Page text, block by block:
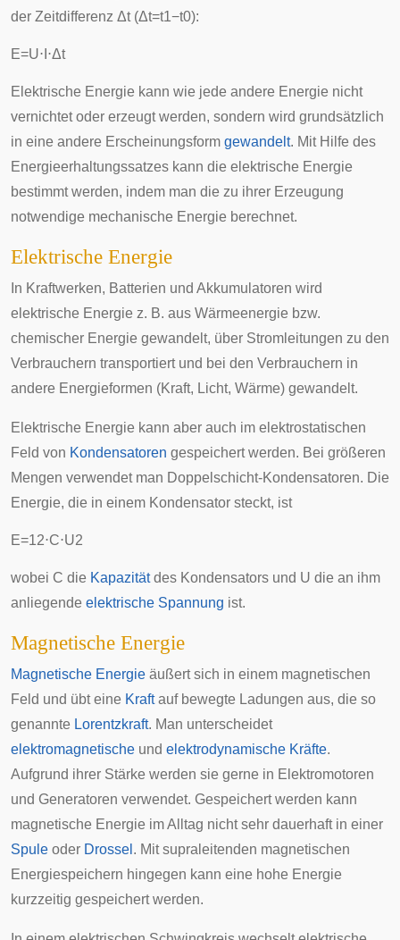
der Zeitdifferenz Δt(Δt=t1−t0):
E=U⋅ ⋅Δt
Elektrische Energie kann wie jede andere Energie nicht
vernichtet oder erzeugt werden, sondern wird grundsätzlich
in eine andere Erscheinungsform gewandelt. Mit Hilfe des
Energieerhaltungssatzes kann die elektrische Energie
bestimmt werden, indem man die zu ihrer Erzeugung
notwendige mechanische Energie berechnet.
Elektrische Energie
In Kraftwerken, Batterien und Akkumulatoren wird
elektrische Energie z. B. aus Wärmeenergie bzw.
chemischer Energie gewandelt, über Stromleitungen zu den
Verbrauchern transportiert und bei den Verbrauchern in
andere Energieformen (Kraft, Licht, Wärme) gewandelt.
Elektrische Energie kann aber auch im elektrostatischen
Feld von Kondensatoren gespeichert werden. Bei größeren
Mengen verwendet man Doppelschicht-Kondensatoren. Die
Energie, die in einem Kondensator steckt, ist
E=12⋅C⋅U2
wobei C die Kapazitätdes Kondensators und U die an ihm
anliegende elektrische Spannung ist.
Magnetische Energie
Magnetische Energie äußert sich in einem magnetischen
Feld und übt eine Kraftauf bewegte Ladungen aus, die so
genannte Lorentzkraft. Man unterscheidet
elektromagnetische und elektrodynamische Kräfte.
Aufgrund ihrer Stärke werden sie gerne in Elektromotoren
und Generatoren verwendet. Gespeichert werden kann
magnetische Energie im Alltag nicht sehr dauerhaft in einer
Spule oder Drossel . Mitsupraleitenden magnetischen
Energiespeichern hingegen kann eine hohe Energie
kurzzeitig gespeichert werden.